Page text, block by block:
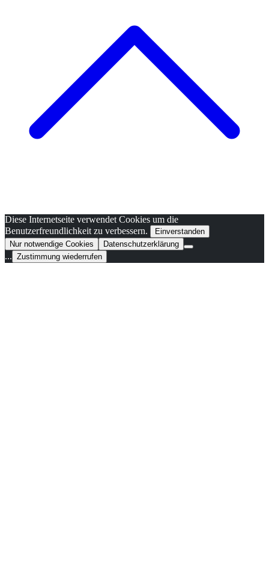
Diese Internetseite verwendet Cookies um die
Benutzerfreundlichkeit zu verbessern.
Einverstanden
Nur notwendige Cookies
Datenschutzerklärung
... Zustimmung wiederrufen